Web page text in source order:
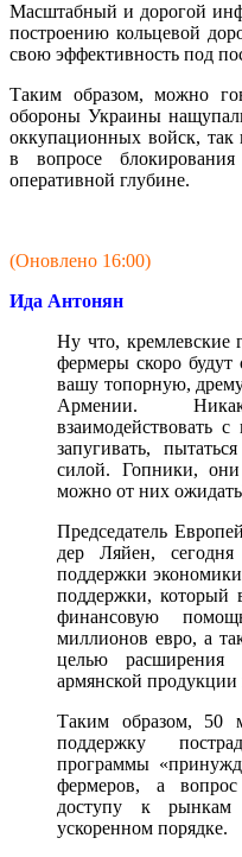
Масштабный и дорогой
построению кольцевой
свою эффективность под
Таким образом, можно
обороны Украины
оккупационных войск,
в вопросе
оперативной глубине.
(Оновлено 16:00)
Ида Антонян
Ну что, кремлевские
фермеры скоро будут
вашу топорную,
Армении.
взаимодействовать
запугивать,
силой. Гопники,
можно от них
Председатель
дер Ляйен,
поддержки
поддержки, который
финансовую
миллионов евро, а
целью расширения
армянской
Таким образом, 50
поддержку
программы
фермеров, а
доступу к
ускоренном порядке.